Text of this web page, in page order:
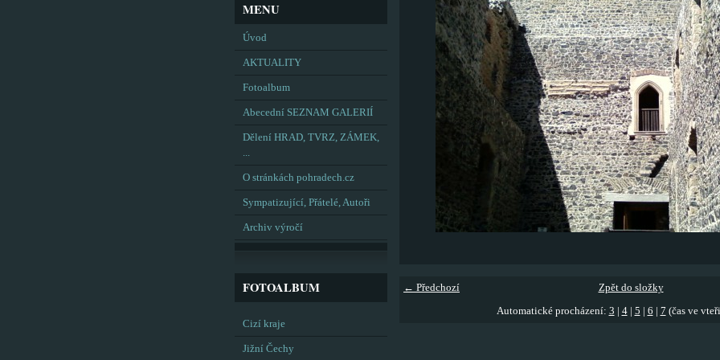
MENU
Úvod
AKTUALITY
Fotoalbum
Abecední SEZNAM GALERIÍ
Dělení HRAD, TVRZ, ZÁMEK,
...
O stránkách pohradech.cz
Sympatizující, Přátelé, Autoři
Archiv výročí
FOTOALBUM
Cizí kraje
Jižní Čechy
← Předchozí Zpět do složky
Automatické procházení: 3 4| 5 6 7 (čas ve